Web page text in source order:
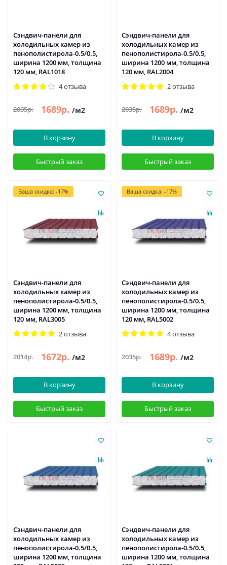
Сэндвич-панели для
холодильных камер из
пенополистирола-0.5/0.5,
ширина 1200 мм, толщина
120 мм, RAL1018
4 отзыва
2035р. 1689р. /м2
В корзину
Быстрый заказ
Сэндвич-панели для
холодильных камер из
пенополистирола-0.5/0.5,
ширина 1200 мм, толщина
120 мм, RAL2004
2 отзыва
2035р. 1689р. /м2
В корзину
Быстрый заказ
Ваша скидка: -17%
Сэндвич-панели для
холодильных камер из
пенополистирола-0.5/0.5,
ширина 1200 мм, толщина
120 мм, RAL3005
2 отзыва
2014р. 1672р. /м2
В корзину
Быстрый заказ
Ваша скидка: -17%
Сэндвич-панели для
холодильных камер из
пенополистирола-0.5/0.5,
ширина 1200 мм, толщина
120 мм, RAL5002
4 отзыва
2035р. 1689р. /м2
В корзину
Быстрый заказ
Сэндвич-панели для
холодильных камер из
пенополистирола-0.5/0.5,
ширина 1200 мм, толщина
Сэндвич-панели для
холодильных камер из
пенополистирола-0.5/0.5,
ширина 1200 мм, толщина